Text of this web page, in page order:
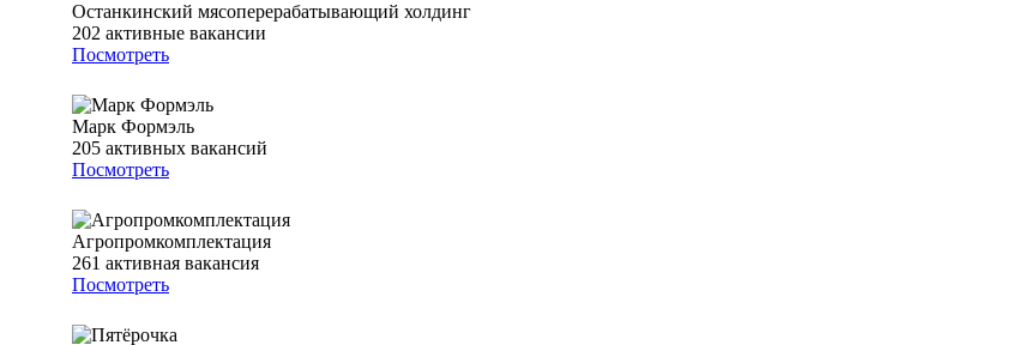
Останкинский мясоперерабатывающий холдинг
202 активные вакансии
Посмотреть
Марк Формэль
205 активных вакансий
Посмотреть
Агропромкомплектация
261 активная вакансия
Посмотреть